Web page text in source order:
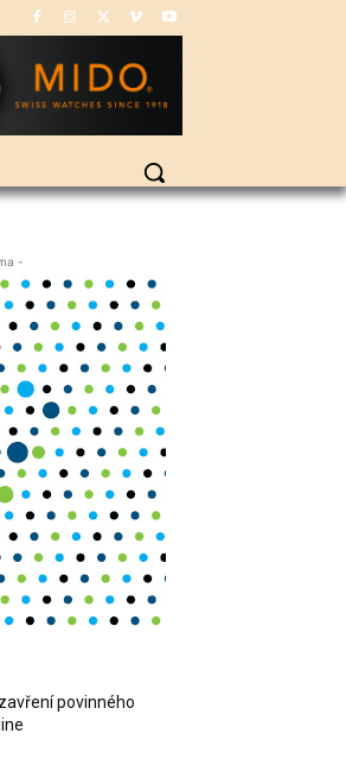
-
povinného